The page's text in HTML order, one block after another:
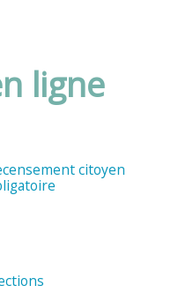
ligne
citoyen